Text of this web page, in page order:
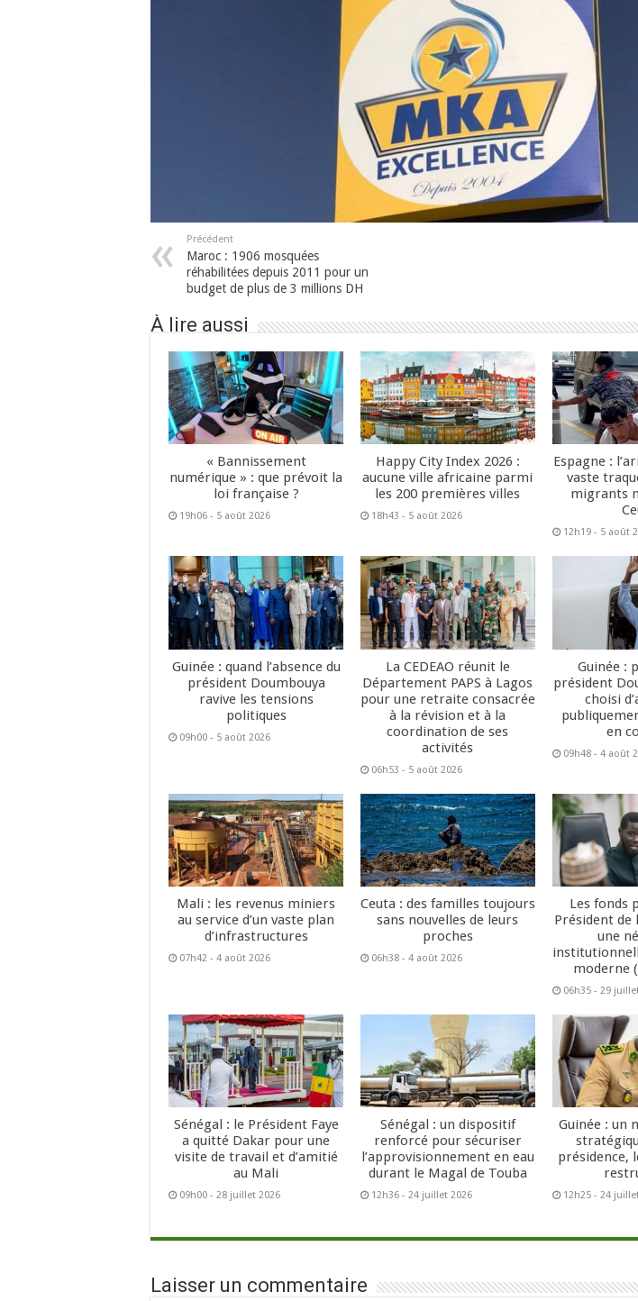
Précédent
Maroc : 1906 mosquées
réhabilitées depuis 2011 pour un
budget de plus de 3 millions DH
À lire aussi
« Bannissement
numérique » : que prévoit la
loi française ?
19h06 - 5 août 2026
Happy City Index 2026 :
aucune ville africaine parmi
les 200 premières villes
18h43 - 5 août 2026
Espagne :
vaste
migrants
12h19 - 5 août
Guinée : quand l’absence du
président Doumbouya
ravive les tensions
politiques
09h00 - 5 août 2026
La CEDEAO réunit le
Département PAPS à Lagos
pour une retraite consacrée
à la révision et à la
coordination de ses
activités
06h53 - 5 août 2026
Guinée :
président
choisi
en
09h48 - 4 août
Mali : les revenus miniers
au service d’un vaste plan
d’infrastructures
07h42 - 4 août 2026
Ceuta : des familles toujours
sans nouvelles de leurs
proches
06h38 - 4 août 2026
Les fonds
Président de
une
moderne
06h35 - 29
Sénégal : le Président Faye
a quitté Dakar pour une
visite de travail et d’amitié
au Mali
09h00 - 28 juillet 2026
Sénégal : un dispositif
renforcé pour sécuriser
l’approvisionnement en eau
durant le Magal de Touba
12h36 - 24 juillet 2026
Guinée : un
présidence,
12h25 - 24
Laisser un commentaire